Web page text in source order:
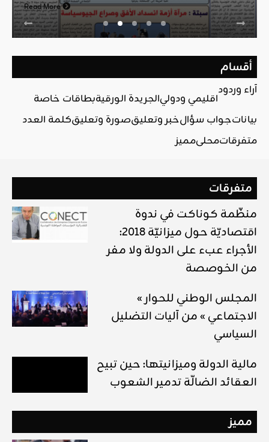
Read More
أقسام
آراء وردود
اقليمي ودوليالجريدة الورقيةبطاقات خاصة
بياناتجواب سؤالخبر وتعليقصورة وتعليقكلمة العدد
متفرقاتمحليمميز
متفرقات
منظّمة كوناكت في ندوة
اقتصاديّة حول ميزانيّة 2018:
الأجراء عبء على الدولة ولا مفر
من الخوصصة
« المجلس الوطني للحوار
الاجتماعي » من آليات التضليل
السياسي
مالية الدولة وميزانيتها: حين تبيح
العقائد الضالّة تدمير الشعوب
مميز